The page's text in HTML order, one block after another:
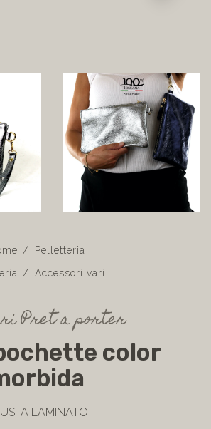
Pelletteria
Accessori vari
Pret a porter
color
LAMINATO